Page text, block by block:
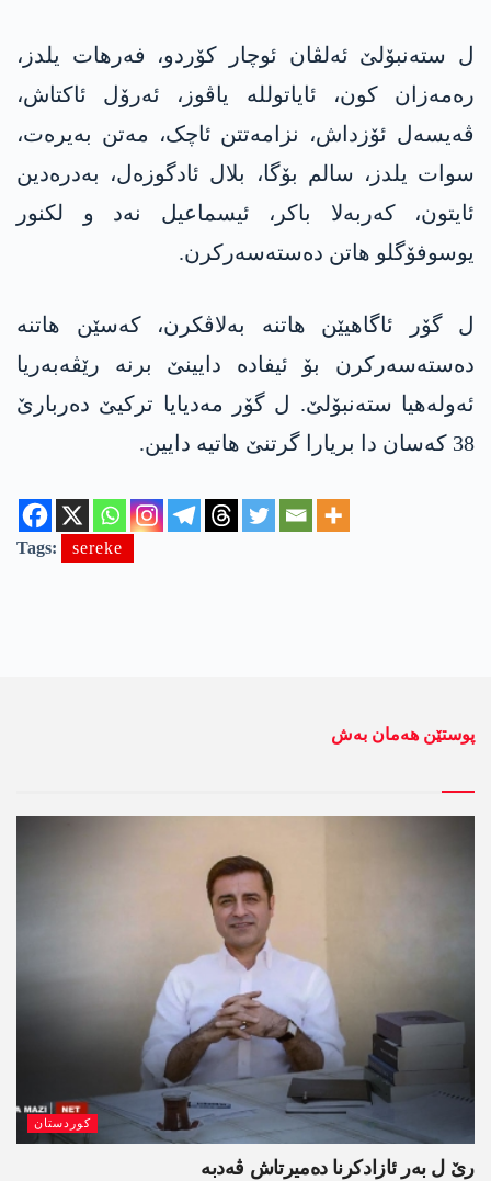
ل ستەنبۆلێ ئەلڤان ئوچار کۆردو، فەرھات یلدز،
رەمەزان کون، ئایاتولله یاڤوز، ئەرۆل ئاکتاش،
ڤەیسەل ئۆزداش، نزامەتتن ئاچک، مەتن بەیرەت،
سوات یلدز، سالم بۆگا، بلال ئادگوزەل، بەدرەدین
ئایتون، کەربەلا باکر، ئیسماعیل نەد و لکنور
یوسوفۆگلو ھاتن دەستەسەرکرن.
ل گۆر ئاگاھیێن ھاتنە بەلاڤکرن، کەسێن ھاتنە
دەستەسەرکرن بۆ ئیفادە دایینێ برنە رێڤەبەریا
ئەولەھیا ستەنبۆلێ. ل گۆر مەدیایا ترکیێ دەربارێ
38 کەسان دا بریارا گرتنێ ھاتیە دایین.
Tags: sereke
پوستێن ھەمان بەش
کوردستان
رێ ل بەر ئازادکرنا دەمیرتاش ڤەدبە